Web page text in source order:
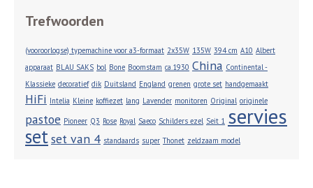
Trefwoorden
(vooroorlogse) typemachine voor a3-formaat 2x35W 135W 394 cm A10 Albert
apparaat BLAU SAKS bol Bone Boomstam ca.1930 China Continental -
Klassieke decoratief dik Duitsland England grenen grote set handgemaakt
HiFi Intelia Kleine koffiezet lang Lavender monitoren Original originele
pastoe Pioneer Q3 Rose Royal Saeco Schilders ezel Seit 1 servies
setset van 4 standaards super Thonet zeldzaam model